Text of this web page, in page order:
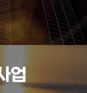
업